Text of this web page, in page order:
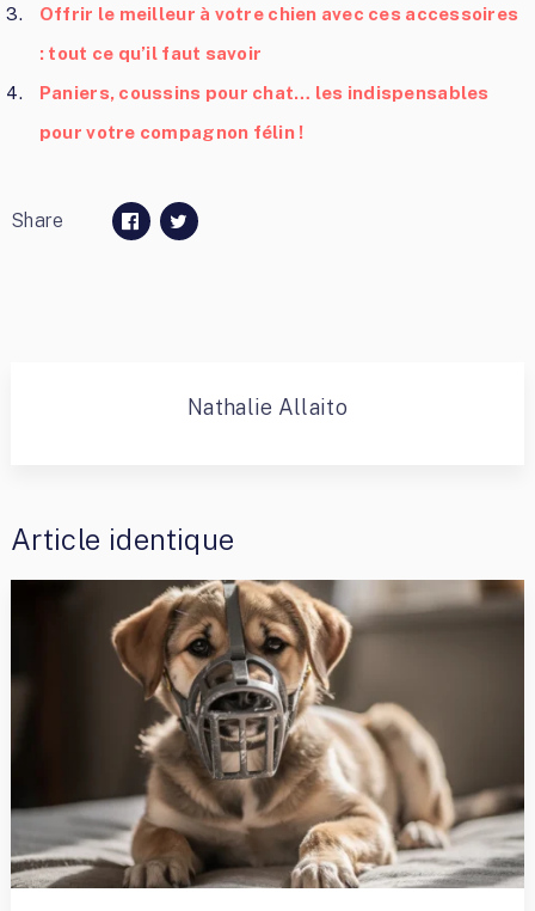
Offrir le meilleur à votre chien avec ces accessoires
: tout ce qu’il faut savoir
Paniers, coussins pour chat… les indispensables
pour votre compagnon félin !
Share
Nathalie Allaito
Article identique